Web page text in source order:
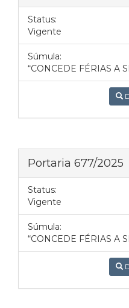
Status:
Vigente
Súmula:
“CONCEDE FÉRIAS A
Portaria 677/2025
Status:
Vigente
Súmula:
“CONCEDE FÉRIAS A